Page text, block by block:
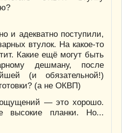
и адекватно поступили,
втулок. На какое-то
Какие ещё могут быть
дешману, после
(и обязательной!)
(а не ОКВП)
ощущений — это хорошо.
высокие планки. Но...